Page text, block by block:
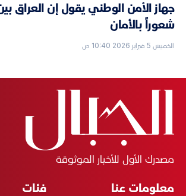
جهاز الأمن الوطني يقول إن العراق
شعوراً بالأمان
الخميس 5 فبراير 2026 10:40 ص
مصدرك الأول للأخبار الموثوقة
معلومات عنا فئات